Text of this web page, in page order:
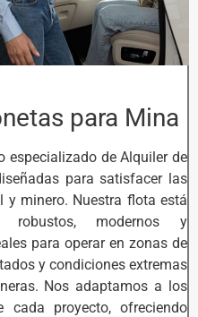
para Mina
especializado de Alquiler de
para satisfacer las
y minero. Nuestra flota está
robustos, modernos y
para operar en zonas de
y condiciones extremas
Nos adaptamos a los
cada proyecto, ofreciendo